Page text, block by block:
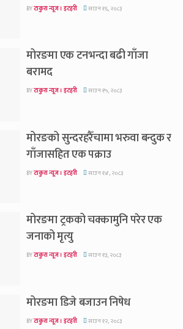
BYटाकुरा न्यूज । इटहरी साउन १६, २०८३
मोरङमा एक टनभन्दा बढी गाँजा
बरामद
BYटाकुरा न्यूज । इटहरी साउन १५, २०८३
मोरङको सुन्दरहरैँचामा भरुवा बन्दुक र
गाँजासहित एक पक्राउ
BYटाकुरा न्यूज । इटहरी साउन १४, २०८३
मोरङमा ट्रकको चक्कामुनि परेर एक
जनाको मृत्यु
BYटाकुरा न्यूज । इटहरी साउन १३, २०८३
मोरङमा डिजे बजाउन निषेध
BYटाकुरा न्यूज । इटहरी साउन १२, २०८३